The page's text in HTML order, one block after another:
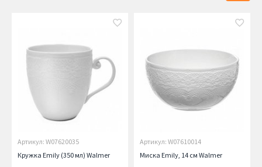
Артикул: W07620035
Кружка Emily (350 мл) Walmer
Артикул: W07610014
Миска Emily, 14 см Walmer